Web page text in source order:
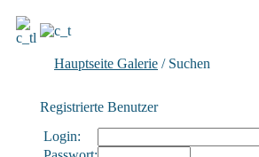
Hauptseite Galerie / Suchen
Registrierte Benutzer
Login: